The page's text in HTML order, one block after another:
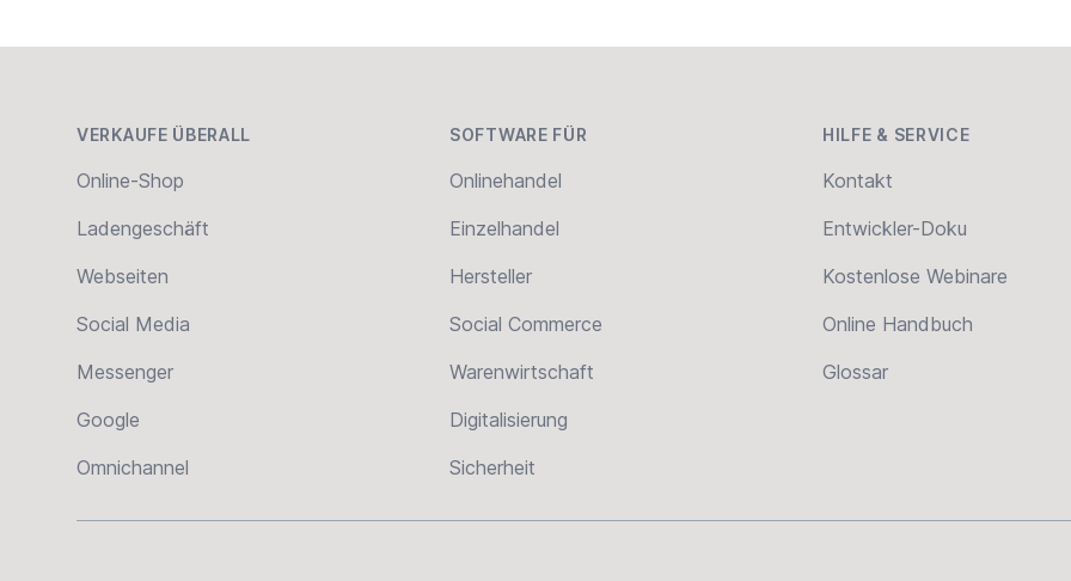
VERKAUFE ÜBERALL
Online-Shop
Ladengeschäft
Webseiten
Social Media
Messenger
Google
Omnichannel
SOFTWARE FÜR
Onlinehandel
Einzelhandel
Hersteller
Social Commerce
Warenwirtschaft
Digitalisierung
Sicherheit
HILFE & SERVICE
Kontakt
Entwickler-Doku
Kostenlose Webinare
Online Handbuch
Glossar